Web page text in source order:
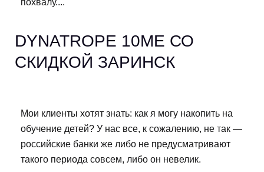
похвалу....
DYNATROPE 10ME СО
СКИДКОЙ ЗАРИНСК
Мои клиенты хотят знать: как я могу накопить на
обучение детей? У нас все, к сожалению, не так —
российские банки же либо не предусматривают
такого периода совсем, либо он невелик.